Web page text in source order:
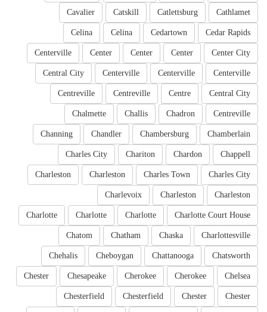
Cathlamet
Catlettsburg
Catskill
Cavalier
Cedar Rapids
Cedartown
Celina
Celina
Center City
Center
Center
Center
Centerville
Centerville
Centerville
Centerville
Central City
Central City
Centre
Centreville
Centreville
Centreville
Chadron
Challis
Chalmette
Chamberlain
Chambersburg
Chandler
Channing
Chappell
Chardon
Chariton
Charles City
Charles City
Charles Town
Charleston
Charleston
Charleston
Charleston
Charlevoix
Charlotte Court House
Charlotte
Charlotte
Charlotte
Charlottesville
Chaska
Chatham
Chatom
Chatsworth
Chattanooga
Cheboygan
Chehalis
Chelsea
Cherokee
Cherokee
Chesapeake
Chester
Chester
Chester
Chesterfield
Chesterfield